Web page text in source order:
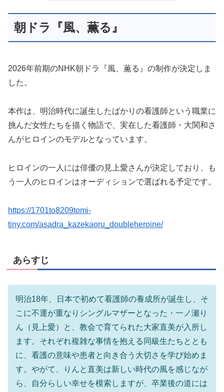
朝ドラ『風、薫る』
2026年前期のNHK朝ドラ『風、薫る』の制作が決定しま
した。
本作は、明治時代に誕生したばかりの看護師という職業に
挑んだ女性たちを描く物語で、実在した看護師・大関和さ
んがヒロインのモデルとなっています。
ヒロインの一人には俳優の見上愛さんが決定しており、も
う一人のヒロインはオーディションで選ばれる予定です。
https://1701to8209tomi-
tiny.com/asadra_kazekaoru_doubleheroine/
あらすじ
明治18年、日本で初めて看護師の養成所が誕生し、そ
こに不運が重なりシングルマザーとなった・一ノ瀬り
ん（見上愛）と、教会で育てられた大家直美が入所し
ます。それぞれ複雑な事情を抱える同級生たちととも
に、看護の意味や患者と向き合う大切さを学び始めま
す。やがて、りんと直美は新しい時代の風を感じなが
ら、自分らしい幸せを模索しますが、卒業後の道には